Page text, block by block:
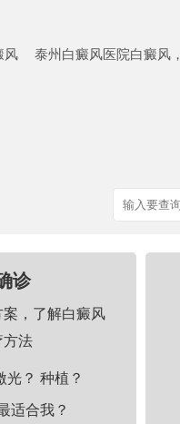
风 泰州白癜风医院白癜风
诊
，了解白癜风
方法
光？ 种植？
适合我？